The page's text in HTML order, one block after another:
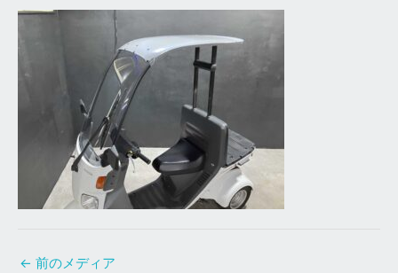
← 前のメディア